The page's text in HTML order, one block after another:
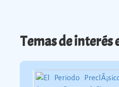
Temas de interés